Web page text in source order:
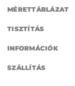
MÉRETTÁBLÁZAT
TISZTÍTÁS
INFORMÁCIÓK
SZÁLLÍTÁS